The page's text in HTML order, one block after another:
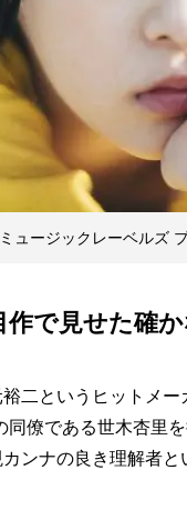
ュージックレーベルズ
作で見せた確
二というヒットメ
同僚である世木杏里
ンナの良き理解者と